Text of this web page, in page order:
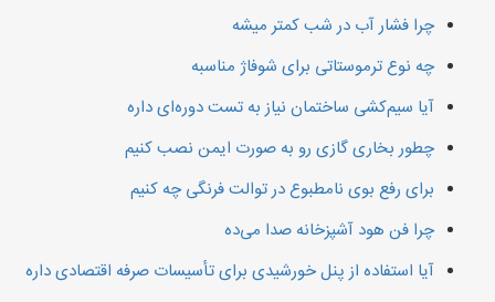
چرا فشار آب در شب کمتر میشه
چه نوع ترموستاتی برای شوفاژ مناسبه
آیا سیم‌کشی ساختمان نیاز به تست دوره‌ای داره
چطور بخاری گازی رو به صورت ایمن نصب کنیم
برای رفع بوی نامطبوع در توالت فرنگی چه کنیم
چرا فن هود آشپزخانه صدا می‌ده
آیا استفاده از پنل خورشیدی برای تأسیسات صرفه اقتصادی داره